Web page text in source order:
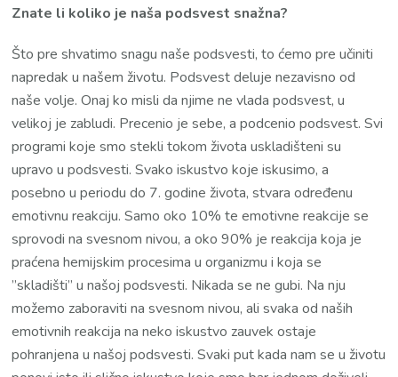
Znate li koliko je naša podsvest snažna?
Što pre shvatimo snagu naše podsvesti, to ćemo pre učiniti
napredak u našem životu. Podsvest deluje nezavisno od
naše volje. Onaj ko misli da njime ne vlada podsvest, u
velikoj je zabludi. Precenio je sebe, a podcenio podsvest. Svi
programi koje smo stekli tokom života uskladišteni su
upravo u podsvesti. Svako iskustvo koje iskusimo, a
posebno u periodu do 7. godine života, stvara određenu
emotivnu reakciju. Samo oko 10% te emotivne reakcije se
sprovodi na svesnom nivou, a oko 90% je reakcija koja je
praćena hemijskim procesima u organizmu i koja se
’’skladišti’’ u našoj podsvesti. Nikada se ne gubi. Na nju
možemo zaboraviti na svesnom nivou, ali svaka od naših
emotivnih reakcija na neko iskustvo zauvek ostaje
pohranjena u našoj podsvesti. Svaki put kada nam se u životu